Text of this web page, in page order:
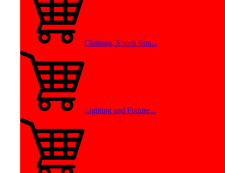
Clothing, Sports Equ...
Lighting and Fixture...